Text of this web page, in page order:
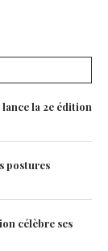
la 2e édition
postures
célèbre ses